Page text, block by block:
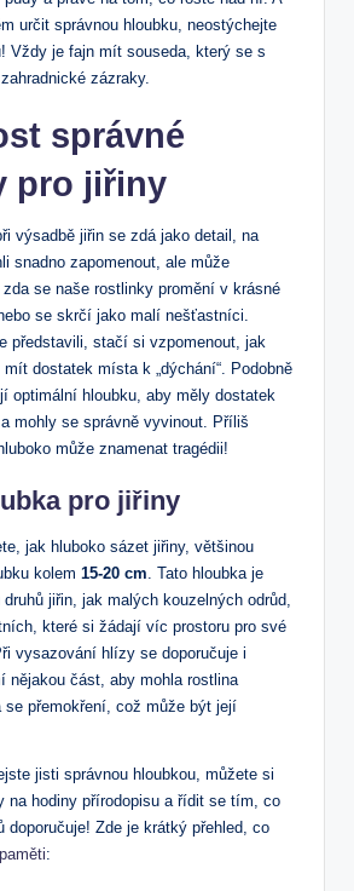
určit správnou hloubku, neostýchejte
Vždy je fajn mít souseda, který se s
zázraky.
správné
pro jiřiny
výsadbě jiřin se zdá jako detail, na
snadno zapomenout, ale může
se naše rostlinky promění v krásné
se skrčí jako malí nešťastníci.
představili, stačí si vzpomenout, jak
dostatek místa k „dýchání“. Podobně
optimální hloubku, aby měly dostatek
mohly se správně vyvinout. Příliš
může znamenat tragédii!
pro jiřiny
jak hluboko sázet jiřiny, většinou
kolem 15-20 cm. Tato hloubka je
jiřin, jak malých kouzelných odrůd,
které si žádají víc prostoru pro své
vysazování hlízy se doporučuje i
nějakou část, aby mohla rostlina
se přemokření, což může být její
jisti správnou hloubkou, můžete si
na hodiny přírodopisu a řídit se tím, co
doporučuje! Zde je krátký přehled, co
: